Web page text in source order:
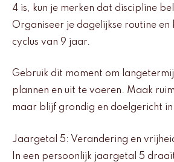
4 is, kun je merken dat discipline
Organiseer je dagelijkse routine en
cyclus van 9 jaar.
Gebruik dit moment om
plannen en uit te voeren. Maak
maar blijf grondig en doelgericht
Jaargetal 5: Verandering en
In een persoonlijk jaargetal 5